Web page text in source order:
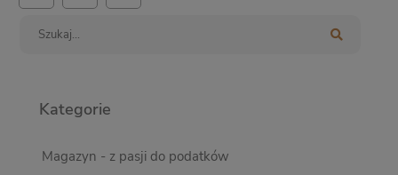
Kategorie
Magazyn - z pasji do podatków